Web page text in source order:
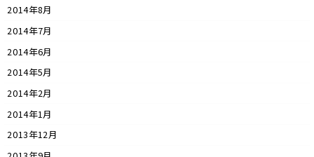
2014年8月
2014年7月
2014年6月
2014年5月
2014年2月
2014年1月
2013年12月